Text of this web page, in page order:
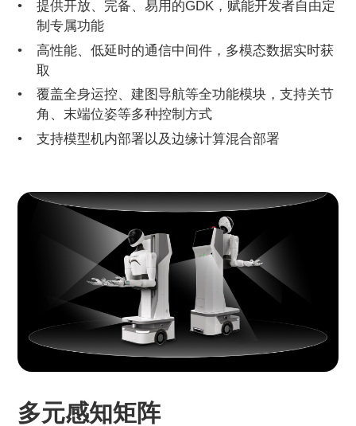
提供开放、完备、易用的GDK，赋能开发者自由定
制专属功能
高性能、低延时的通信中间件，多模态数据实时获
取
覆盖全身运控、建图导航等全功能模块，支持关节
角、末端位姿等多种控制方式
支持模型机内部署以及边缘计算混合部署
多元感知矩阵